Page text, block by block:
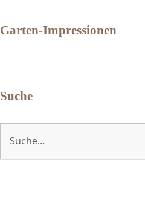
Garten-Impressionen
Suche